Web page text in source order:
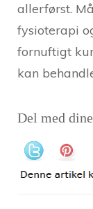
allerførst.
fysioterapi
fornuftigt
kan
Del med